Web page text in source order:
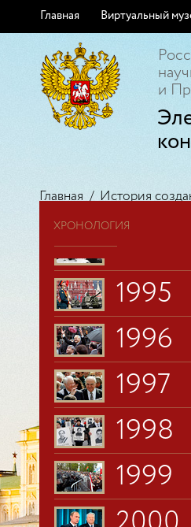
Главная Виртуальный
и
Главная / История
ХРОНОЛОГИЯ
1989
1990
1991
1992
1993
1994
1995
1996
1997
1998
1999